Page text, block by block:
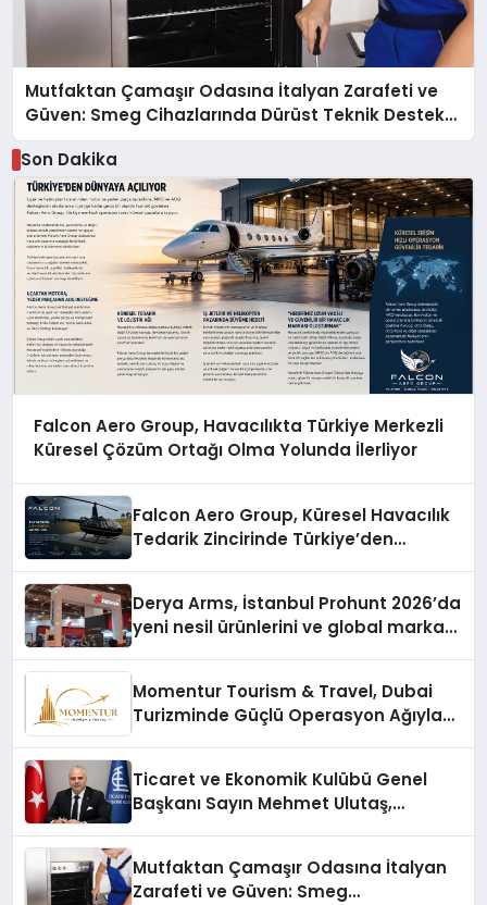
Mutfaktan Çamaşır Odasına İtalyan Zarafeti ve
Güven: Smeg Cihazlarında Dürüst Teknik Destek
Deneyimi
Son Dakika
Falcon Aero Group, Havacılıkta Türkiye Merkezli
Küresel Çözüm Ortağı Olma Yolunda İlerliyor
Falcon Aero Group, Küresel Havacılık
Tedarik Zincirinde Türkiye’den
Derya Arms, İstanbul Prohunt 2026’da
yeni nesil ürünlerini ve global marka
Momentur Tourism & Travel, Dubai
Turizminde Güçlü Operasyon Ağıyla
Ticaret ve Ekonomik Kulübü Genel
Başkanı Sayın Mehmet Ulutaş,
Mutfaktan Çamaşır Odasına İtalyan
Zarafeti ve Güven: Smeg